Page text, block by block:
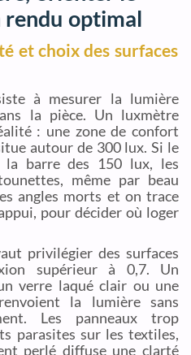
rendu optimal
et choix des surfaces
à mesurer la lumière
la pièce. Un luxmètre
: une zone de confort
autour de 300 lux. Si le
la barre des 150 lux, les
même par beau
angles morts et on trace
pour décider où loger
privilégier des surfaces
supérieur à 0,7. Un
verre laqué clair ou une
la lumière sans
Les panneaux trop
parasites sur les textiles,
perlé diffuse une clarté